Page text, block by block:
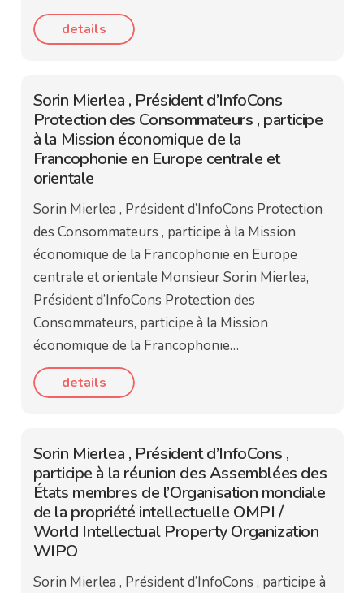
details
Sorin Mierlea , Président d’InfoCons
Protection des Consommateurs , participe
à la Mission économique de la
Francophonie en Europe centrale et
orientale
Sorin Mierlea , Président d’InfoCons Protection
des Consommateurs , participe à la Mission
économique de la Francophonie en Europe
centrale et orientale Monsieur Sorin Mierlea,
Président d’InfoCons Protection des
Consommateurs, participe à la Mission
économique de la Francophonie…
details
Sorin Mierlea , Président d’InfoCons ,
participe à la réunion des Assemblées des
États membres de l’Organisation mondiale
de la propriété intellectuelle OMPI /
World Intellectual Property Organization
WIPO
Sorin Mierlea , Président d’InfoCons , participe à